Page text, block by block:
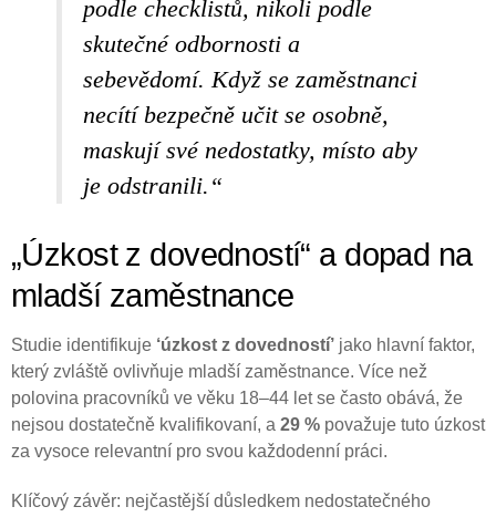
podle checklistů, nikoli podle
skutečné odbornosti a
sebevědomí. Když se zaměstnanci
necítí bezpečně učit se osobně,
maskují své nedostatky, místo aby
je odstranili.“
„Úzkost z dovedností“ a dopad na
mladší zaměstnance
Studie identifikuje ‘úzkost z dovedností’ jako hlavní faktor,
který zvláště ovlivňuje mladší zaměstnance. Více než
polovina pracovníků ve věku 18–44 let se často obává, že
nejsou dostatečně kvalifikovaní, a 29 % považuje tuto úzkost
za vysoce relevantní pro svou každodenní práci.
Klíčový závěr: nejčastější důsledkem nedostatečného